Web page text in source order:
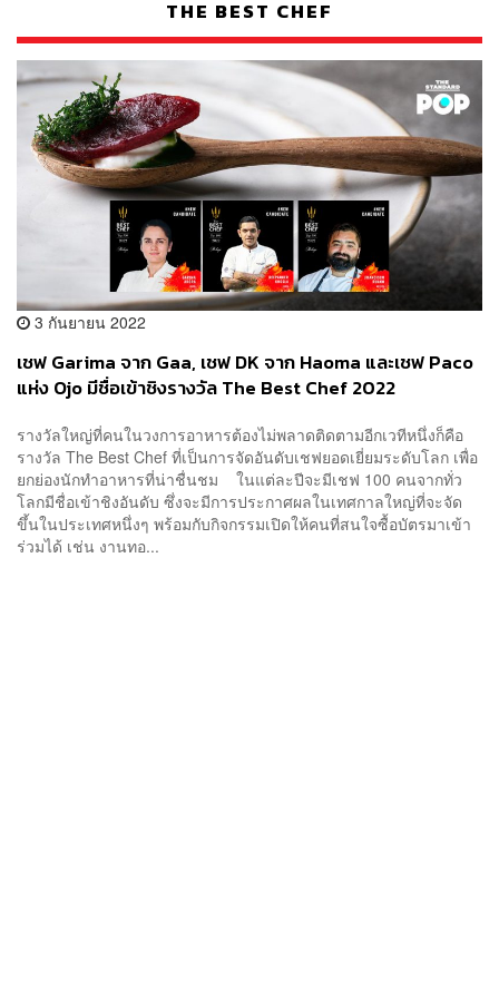
THE BEST CHEF
3 กันยายน 2022
เชฟ Garima จาก Gaa, เชฟ DK จาก Haoma และเชฟ Paco
แห่ง Ojo มีชื่อเข้าชิงรางวัล The Best Chef 2022
รางวัลใหญ่ที่คนในวงการอาหารต้องไม่พลาดติดตามอีกเวทีหนึ่งก็คือ
รางวัล The Best Chef ที่เป็นการจัดอันดับเชฟยอดเยี่ยมระดับโลก เพื่อ
ยกย่องนักทำอาหารที่น่าชื่นชม ในแต่ละปีจะมีเชฟ 100 คนจากทั่ว
โลกมีชื่อเข้าชิงอันดับ ซึ่งจะมีการประกาศผลในเทศกาลใหญ่ที่จะจัด
ขึ้นในประเทศหนึ่งๆ พร้อมกับกิจกรรมเปิดให้คนที่สนใจซื้อบัตรมาเข้า
ร่วมได้ เช่น งานทอ...